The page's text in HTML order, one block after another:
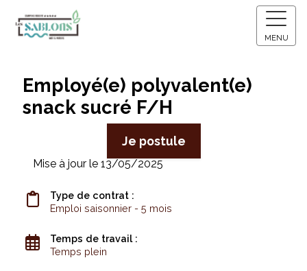
MENU
Employé(e) polyvalent(e)
snack sucré F/H
Je postule
Mise à jour le 13/05/2025
Type de contrat :
Emploi saisonnier - 5 mois
Temps de travail :
Temps plein